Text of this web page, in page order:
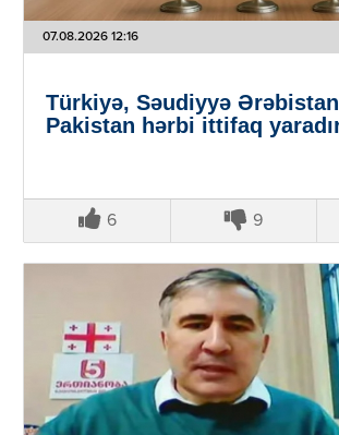
07.08.2026 12:16
Türkiyə, Səudiyyə
Pakistan hərbi ittifaq
6 9